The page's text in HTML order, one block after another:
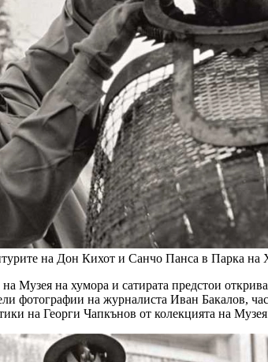
на Дон Кихот и Санчо Панса в Парка на
Музея на хумора и сатирата предстои
фотографии на журналиста Иван Бакалов,
на Георги Чапкънов от колекцията на